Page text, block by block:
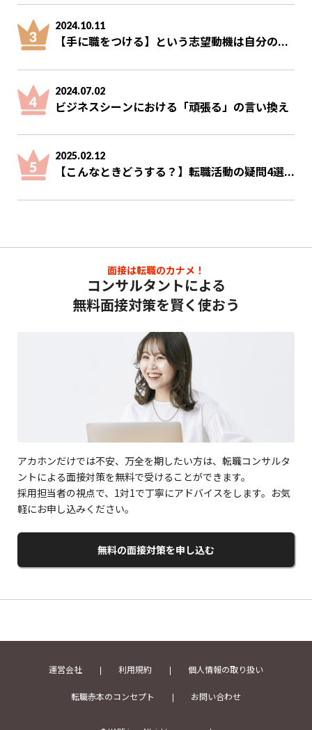
2024.10.11
【手に職をつける】という志望動機は自分の...
2024.07.02
ビジネスシーンにおける「頑張る」の言い換え
2025.02.12
【こんなときどうする？】転職活動の疑問4選...
面接は転職のカナメ！
コンサルタントによる
無料面接対策を賢く使おう
アカホンだけでは不安、万全を期したい方は、転職コンサルタ
ントによる面接対策を無料で受けることができます。
採用担当者の視点で、1対1で丁寧にアドバイスをします。お気
軽にお申し込みください。
無料の面接対策を申し込む
運営会社 利用規約 個人情報の取り扱い
転職赤本のコンセプト お問い合わせ